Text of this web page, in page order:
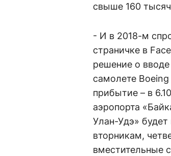
свыше 160
- И в 2018-м
страничке в
решение о
самолете
прибытие – в
аэропорта
Улан-Удэ»
вторникам,
вместительные